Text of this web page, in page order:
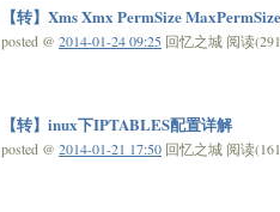
【转】Xms Xmx PermSize
posted @ 2014-01-24 09:25 回忆之城 阅读
【转】inux下IPTABLES配置详解
posted @ 2014-01-21 17:50 回忆之城 阅读